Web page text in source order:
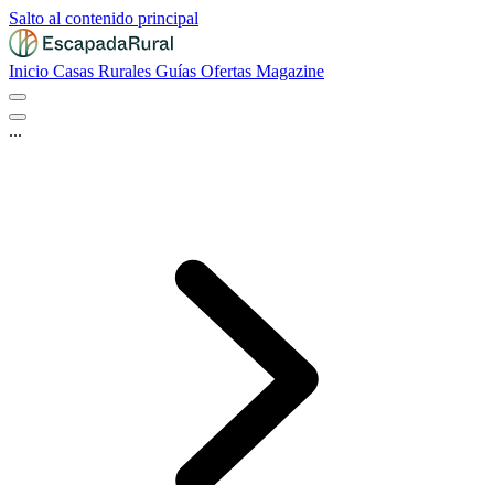
Salto al contenido principal
Inicio Casas Rurales Guías Ofertas Magazine
...